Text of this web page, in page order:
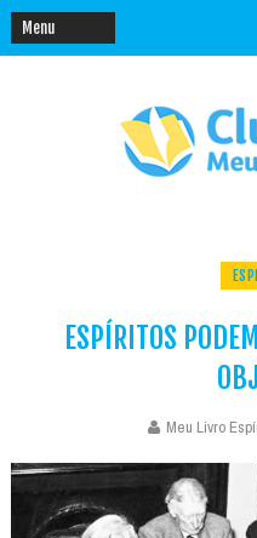
ESPÍRITOS
Meu Livro